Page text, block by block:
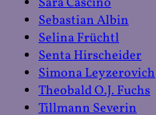
Sebastian Albin
Selina Früchtl
Senta Hirscheider
Simona Leyzerovich
Theobald O.J. Fuchs
Tillmann Severin